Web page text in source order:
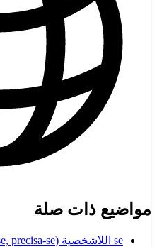
مواضيع ذات صلة
se اللاشخصية (vende-se, precisa-se)